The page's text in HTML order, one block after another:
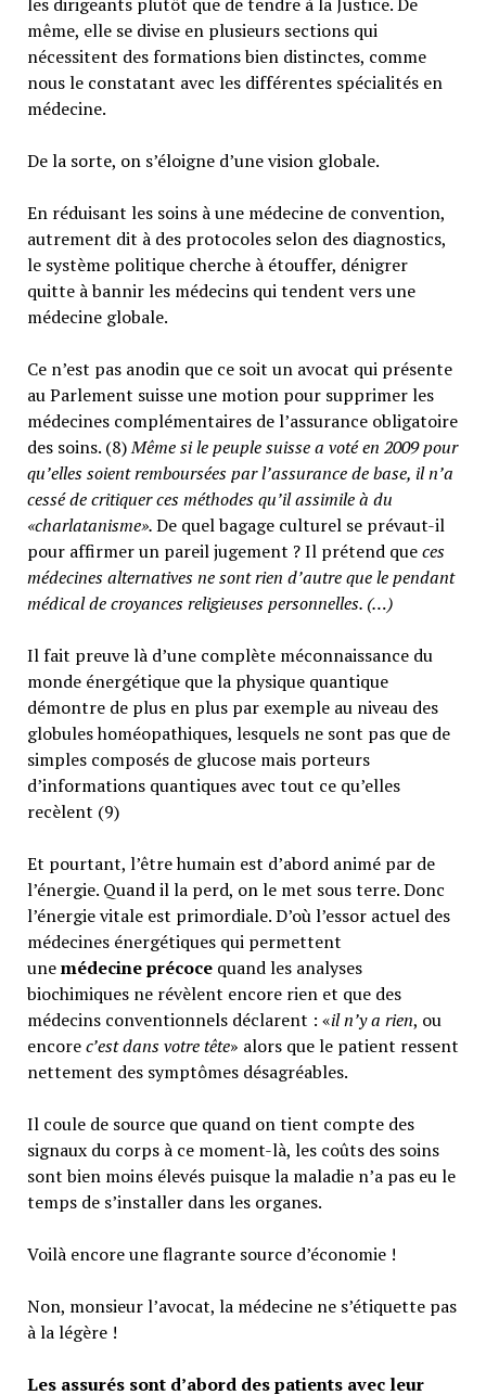
même, elle se divise en plusieurs sections qui
nécessitent des formations bien distinctes, comme
nous le constatant avec les différentes spécialités en
médecine.
De la sorte, on s’éloigne d’une vision globale.
En réduisant les soins à une médecine de convention,
autrement dit à des protocoles selon des diagnostics,
le système politique cherche à étouffer, dénigrer
quitte à bannir les médecins qui tendent vers une
médecine globale.
Ce n’est pas anodin que ce soit un avocat qui présente
au Parlement suisse une motion pour supprimer les
médecines complémentaires de l’assurance obligatoire
des soins. (8)Même si le peuple suisse a voté en 2009 pour
qu’elles soient remboursées par l’assurance de base, il n’a
cessé de critiquer ces méthodes qu’il assimile à du
«charlatanisme».De quel bagage culturel se prévaut-il
pour affirmer un pareil jugement ? Il prétend queces
médecines alternatives ne sont rien d’autre que le pendant
médical de croyances religieuses personnelles. (…)
Il fait preuve là d’une complète méconnaissance du
monde énergétique que la physique quantique
démontre de plus en plus par exemple au niveau des
globules homéopathiques, lesquels ne sont pas que de
simples composés de glucose mais porteurs
d’informations quantiques avec tout ce qu’elles
recèlent (9)
Et pourtant, l’être humain est d’abord animé par de
l’énergie. Quand il la perd, on le met sous terre. Donc
l’énergie vitale est primordiale. D’où l’essor actuel des
médecines énergétiques qui permettent
unemédecine précoce quand les analyses
biochimiques ne révèlent encore rien et que des
médecins conventionnels déclarent : «il n’y a rien, ou
encorec’est dans votre tête» alors que le patient ressent
nettement des symptômes désagréables.
Il coule de source que quand on tient compte des
signaux du corps à ce moment-là, les coûts des soins
sont bien moins élevés puisque la maladie n’a pas eu le
temps de s’installer dans les organes.
Voilà encore une flagrante source d’économie !
Non, monsieur l’avocat, la médecine ne s’étiquette pas
à la légère !
Les assurés sont d’abord des patients avec leur